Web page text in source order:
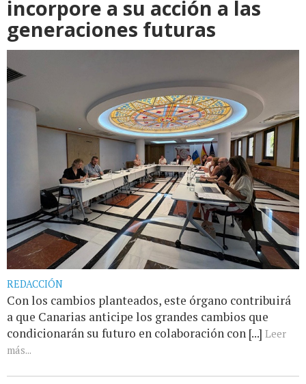
incorpore a su acción a las
generaciones futuras
REDACCIÓN
Con los cambios planteados, este órgano contribuirá
a que Canarias anticipe los grandes cambios que
condicionarán su futuro en colaboración con [...] Leer
más...